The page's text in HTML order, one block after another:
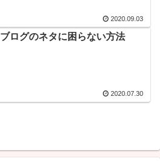
2020.09.03
ブログのネタに困らない方法
2020.07.30